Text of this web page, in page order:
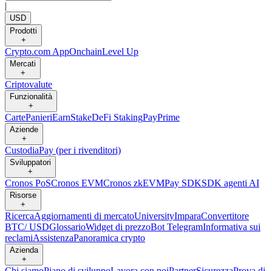
|
USD
Prodotti
+
Crypto.com AppOnchainLevel Up
Mercati
+
Criptovalute
Funzionalità
+
CartePanieriEarnStakeDeFi StakingPayPrime
Aziende
+
CustodiaPay (per i rivenditori)
Sviluppatori
+
Cronos PoSCronos EVMCronos zkEVMPay SDKSDK agenti AI
Risorse
+
RicercaAggiornamenti di mercatoUniversityImparaConvertitore
BTC/ USDGlossarioWidget di prezzoBot TelegramInformativa sui
reclamiAssistenzaPanoramica crypto
Azienda
+